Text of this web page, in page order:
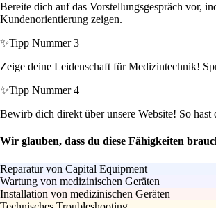
Bereite dich auf das Vorstellungsgespräch vor,
Kundenorientierung zeigen.
✨Tipp Nummer 3
Zeige deine Leidenschaft für Medizintechnik!
✨Tipp Nummer 4
Bewirb dich direkt über unsere Website! So
Wir glauben, dass du diese Fähigkeiten
Reparatur von Capital Equipment
Wartung von medizinischen Geräten
Installation von medizinischen Geräten